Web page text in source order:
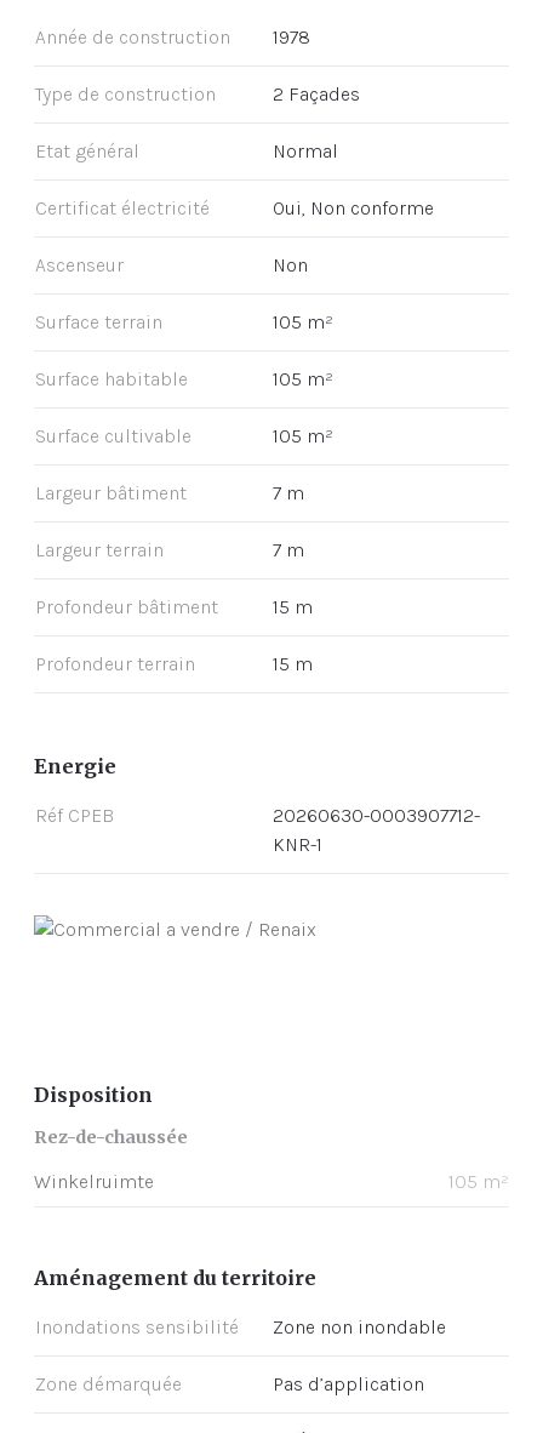
Année de construction 1978
Type de construction 2 Façades
Etat général Normal
Certificat électricité Oui, Non conforme
Ascenseur Non
Surface terrain 105 m²
Surface habitable 105 m²
Surface cultivable 105 m²
Largeur bâtiment 7 m
Largeur terrain 7 m
Profondeur bâtiment 15 m
Profondeur terrain 15 m
Energie
Réf CPEB
20260630-0003907712-
KNR-1
Disposition
Rez-de-chaussée
Winkelruimte 105 m²
Aménagement du territoire
Inondations sensibilité Zone non inondable
Zone démarquée Pas d’application